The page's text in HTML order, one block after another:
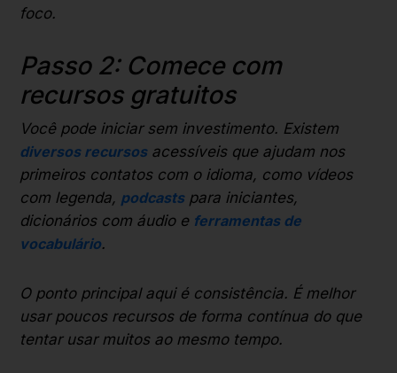
foco.
Passo 2: Comece com
recursos gratuitos
Você pode iniciar sem investimento. Existem
diversos recursosacessíveis que ajudam nos
primeiros contatos com o idioma, como vídeos
com legenda, podcastspara iniciantes,
dicionários com áudio e ferramentas de
vocabulário.
O ponto principal aqui é consistência. É melhor
usar poucos recursos de forma contínua do que
tentar usar muitos ao mesmo tempo.